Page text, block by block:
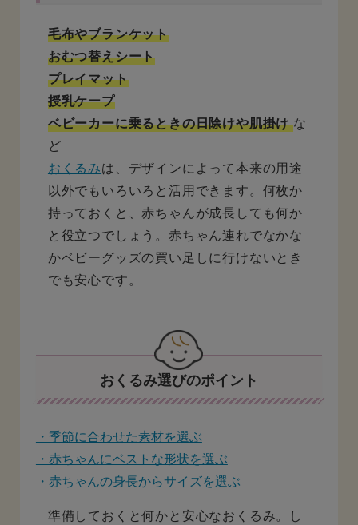
毛布やブランケット
おむつ替えシート
プレイマット
授乳ケープ
ベビーカーに乗るときの日除けや肌掛けな
ど
おくるみは、デザインによって本来の用途
以外でもいろいろと活用できます。何枚か
持っておくと、赤ちゃんが成長しても何か
と役立つでしょう。赤ちゃん連れでなかな
かベビーグッズの買い足しに行けないとき
でも安心です。
おくるみ選びのポイント
・季節に合わせた素材を選ぶ
・赤ちゃんにベストな形状を選ぶ
・赤ちゃんの身長からサイズを選ぶ
準備しておくと何かと安心なおくるみ。し